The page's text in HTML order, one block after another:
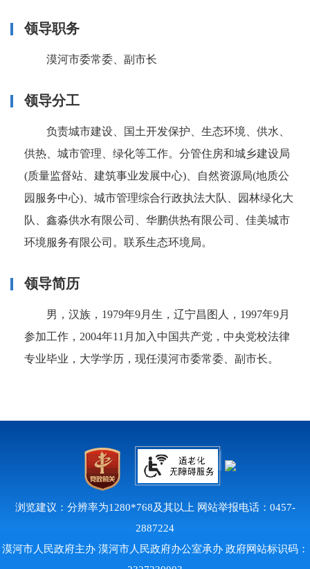
领导职务
漠河市委常委、副市长
领导分工
负责城市建设、国土开发保护、生态环境、供水、
供热、城市管理、绿化等工作。分管住房和城乡建设局
(质量监督站、建筑事业发展中心)、自然资源局(地质公
园服务中心)、城市管理综合行政执法大队、园林绿化大
队、鑫淼供水有限公司、华鹏供热有限公司、佳美城市
环境服务有限公司。联系生态环境局。
领导简历
男， 汉族， 1979年9月生，辽宁昌图人， 1997年9月
参加工作， 2004年11 月加入中国共产党，中央党校法律
专业毕业，大学学历，现任漠河市委常委、副市长。
浏览建议：分辨率为1280*768及其以上 网站举报电话：0457-
2887224
漠河市人民政府主办 漠河市人民政府办公室承办 政府网站标识码：